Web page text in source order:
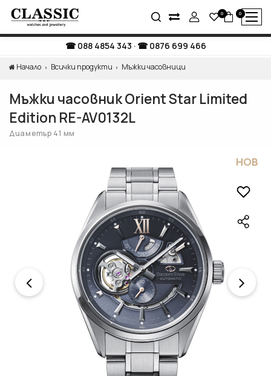
0 0
088 4854 343 · 0876 699 466
Начало Всички продукти Мъжки часовници
Мъжки часовник Orient Star Limited
Edition RE-AV0132L
Диаметър 41 мм
НОВ